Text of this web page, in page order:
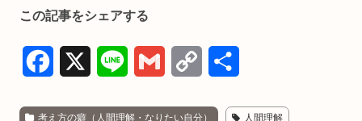
この記事をシェアする
考え方の癖（人間理解・なりたい自分） 人間理解